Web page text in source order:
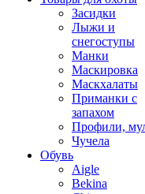
Засидки
Лыжи и
снегоступы
Манки
Маскировка
Маскхалаты
Приманки с
запахом
Профили,
Чучела
Обувь
Aigle
Bekina